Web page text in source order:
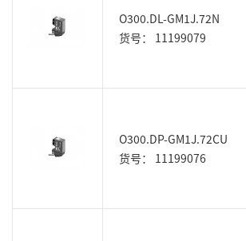
O300.DL-GM1J.72N
货号： 11199079
O300.DP-GM1J.72CU
货号： 11199076